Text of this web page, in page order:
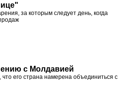
за которым следует день, когда
с Молдавией
его страна намерена объединиться с